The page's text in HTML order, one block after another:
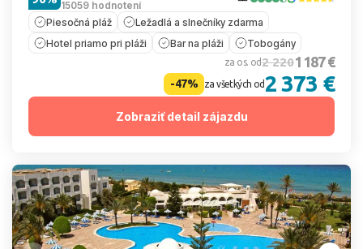
15059 hodnotení
Piesočná pláž
Ležadlá a slnečníky zdarma
Hotel priamo pri pláži
Bar na pláži Tobogány
za os. od2 2201 187 €
-47% za všetkých od2 373 €
Zobraziť detail zájazdu